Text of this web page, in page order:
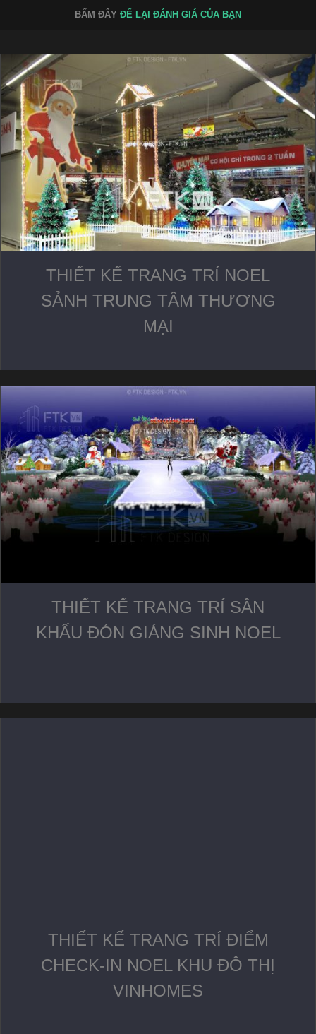
BẤM ĐÂY ĐỂ LẠI ĐÁNH GIÁ CỦA BẠN
THIẾT KẾ TRANG TRÍ NOEL
SẢNH TRUNG TÂM THƯƠNG
MẠI
THIẾT KẾ TRANG TRÍ SÂN
KHẤU ĐÓN GIÁNG SINH NOEL
THIẾT KẾ TRANG TRÍ ĐIỂM
CHECK-IN NOEL KHU ĐÔ THỊ
VINHOMES